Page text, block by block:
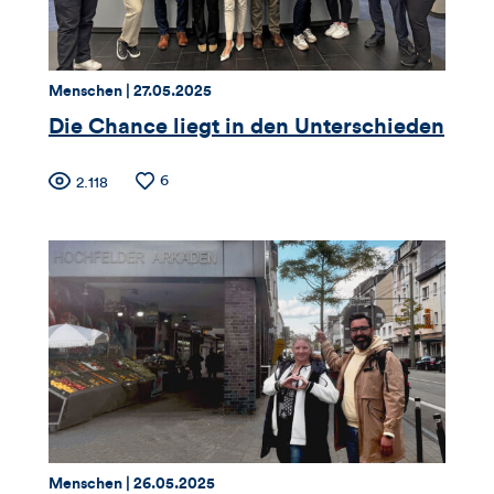
dieses
Artikels
Thema:
Menschen | Datum:
27.05.2025
Die Chance liegt in den Unterschieden
Zähler
für
Views,
Likes
und
Kommentare
dieses
Anzahl
2.118
Anzahl
6
Thema:
Menschen | Datum:
26.05.2025